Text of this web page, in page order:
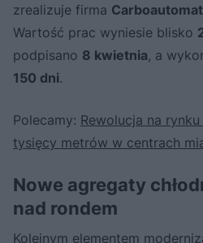
zrealizuje firma
Wartość prac wyniesie blisko
podpisano 8 kwietnia, a
150 dni.
Polecamy: Rewolucja na
tysięcy metrów w centrach
Nowe agregaty
nad rondem
Kolejnym elementem